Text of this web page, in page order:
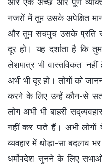
नजरों में तुम उसके अपेक्षित
और तुम सचमुच उसके प्रति
दूर हो। यह दर्शाता है कि
लेशमात्र भी वास्तविकता
अभी भी दूर हो। लोगों को
करने के लिए उन्हें कौन-से
लोग अभी भी बाहरी
नहीं कर पाते हैं। अभी लोगों
व्यवहार में थोड़ा-सा
धर्मोपदेश सुनने के लिए